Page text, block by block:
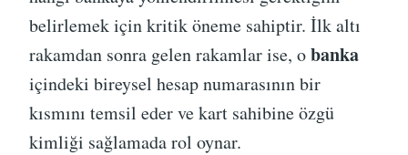
belirlemek için kritik öneme sahiptir. İlk altı
rakamdan sonra gelen rakamlar ise, obanka
içindeki bireysel hesap numarasının bir
kısmını temsil eder ve kart sahibine özgü
kimliği sağlamada rol oynar.